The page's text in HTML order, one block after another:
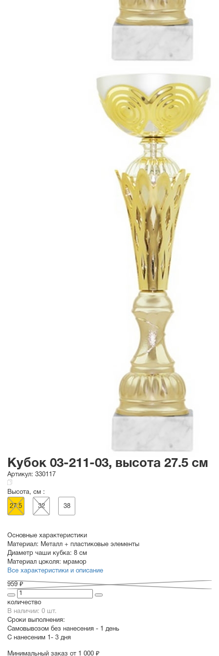
Кубок 03-211-03, высота 27.5 см
Артикул: 330117
Высота, см :
27.5 32 38
Основные характеристики
Материал: Металл + пластиковые элементы
Диаметр чаши кубка: 8 см
Материал цоколя: мрамор
Все характеристики и описание
959 ₽
количество
В наличии: 0 шт.
Сроки выполнения:
Самовывозом без нанесения - 1 день
С нанесеним 1- 3 дня
Минимальный заказ от 1 000 ₽